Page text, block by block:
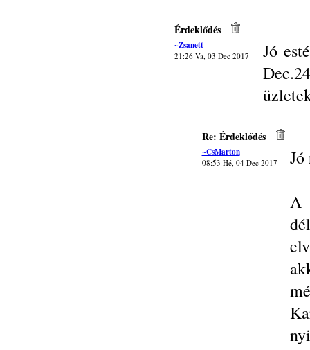
Érdeklődés
~Zsanett
21:26 Va, 03 Dec 2017
Jó
Re: Érdeklődés
~CsMarton
08:53 Hé, 04 Dec 2017
Jó
A